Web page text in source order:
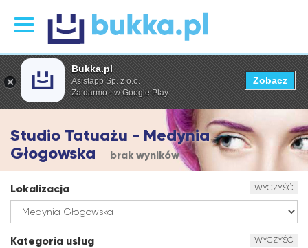
Studio Tatuażu - Medynia
Głogowska
brak wyników
Lokalizacja WYCZYŚĆ
Kategoria usług WYCZYŚĆ
Bukka.pl
Asistapp Sp. z o.o.
Za darmo - w Google Play
Zobacz